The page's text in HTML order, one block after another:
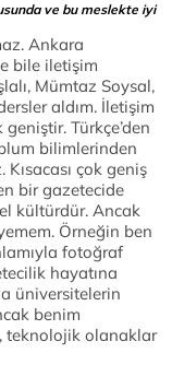
ve bu meslekte iyi
Ankara
bile iletişim
Mümtaz Soysal,
aldım. İletişim
Türkçe’den
bilimlerinden
çok geniş
bir gazetecide
kültürdür. Ancak
Örneğin ben
fotoğraf
hayatına
üniversitelerin
benim
teknolojik olanaklar